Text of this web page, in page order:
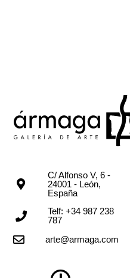
C/ Alfonso V, 6 -
24001 - León,
España
Telf: +34 987 238
787
arte@armaga.com